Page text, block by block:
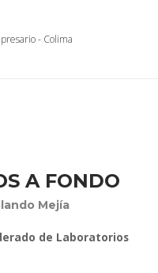
A FONDO
Mejía
de Laboratorios